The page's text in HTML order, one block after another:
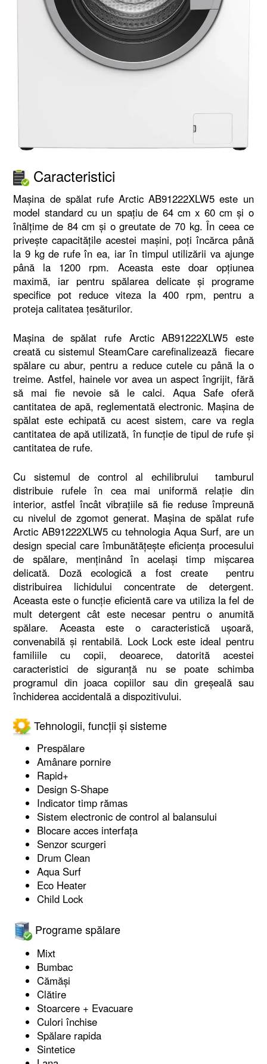
Caracteristici
Mașina de spălat rufe Arctic AB91222XLW5 este un
model standard cu un spațiu de 64 cm x 60 cm și o
înălțime de 84 cm și o greutate de 70 kg. În ceea ce
privește capacitățile acestei mașini, poți încărca până
la 9 kg de rufe în ea, iar în timpul utilizării va ajunge
până la 1200 rpm. Aceasta este doar opțiunea
maximă, iar pentru spălarea delicate și programe
specifice pot reduce viteza la 400 rpm, pentru a
proteja calitatea țesăturilor.
Mașina de spălat rufe Arctic AB91222XLW5 este
creată cu sistemul SteamCare carefinalizează fiecare
spălare cu abur, pentru a reduce cutele cu până la o
treime. Astfel, hainele vor avea un aspect îngrijit, fără
să mai fie nevoie să le calci. Aqua Safe oferă
cantitatea de apă, reglementată electronic. Mașina de
spălat este echipată cu acest sistem, care va regla
cantitatea de apă utilizată, în funcție de tipul de rufe și
cantitatea de rufe.
Cu sistemul de control al echilibrului tamburul
distribuie rufele în cea mai uniformă relație din
interior, astfel încât vibrațiile să fie reduse împreună
cu nivelul de zgomot generat. Mașina de spălat rufe
Arctic AB91222XLW5 cu tehnologia Aqua Surf, are un
design special care îmbunătățește eficiența procesului
de spălare, menținând în același timp mișcarea
delicată. Doză ecologică a fost create pentru
distribuirea lichidului concentrate de detergent.
Aceasta este o funcție eficientă care va utiliza la fel de
mult detergent cât este necesar pentru o anumită
spălare. Aceasta este o caracteristică ușoară,
convenabilă și rentabilă. Lock Lock este ideal pentru
familiile cu copii, deoarece, datorită acestei
caracteristici de siguranță nu se poate schimba
programul din joaca copiilor sau din greșeală sau
închiderea accidentală a dispozitivului.
Tehnologii, funcții și sisteme
Prespălare
Amânare pornire
Rapid+
Design S-Shape
Indicator timp rămas
Sistem electronic de control al balansului
Blocare acces interfaţa
Senzor scurgeri
Drum Clean
Aqua Surf
Eco Heater
Child Lock
Programe spălare
Mixt
Bumbac
Cămăşi
Clătire
Stoarcere + Evacuare
Culori închise
Spălare rapida
Sintetice